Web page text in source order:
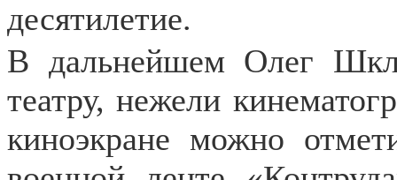
десятилетие.
В дальнейшем Олег
театру, нежели
киноэкране можно